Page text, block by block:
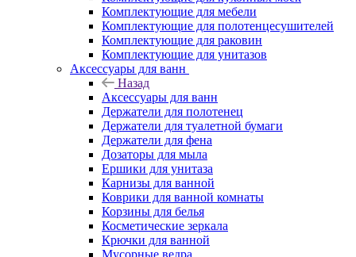
Комплектующие для мебели
Комплектующие для полотенцесушителей
Комплектующие для раковин
Комплектующие для унитазов
Аксессуары для ванн
Назад
Аксессуары для ванн
Держатели для полотенец
Держатели для туалетной бумаги
Держатели для фена
Дозаторы для мыла
Ершики для унитаза
Карнизы для ванной
Коврики для ванной комнаты
Корзины для белья
Косметические зеркала
Крючки для ванной
Мусорные ведра